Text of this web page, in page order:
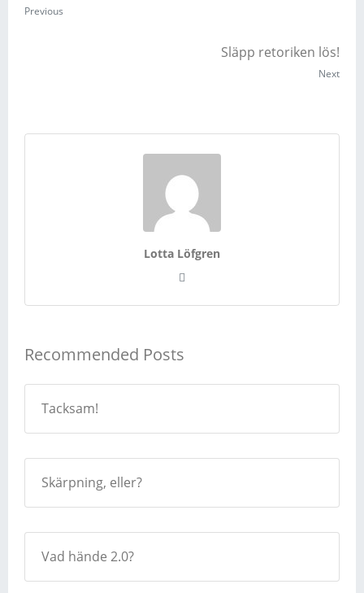
Previous
Släpp retoriken lös!
Next
Lotta Löfgren
Recommended Posts
Tacksam!
Skärpning, eller?
Vad hände 2.0?